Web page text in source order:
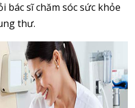
bác sĩ chăm sóc sức khỏe
thư.